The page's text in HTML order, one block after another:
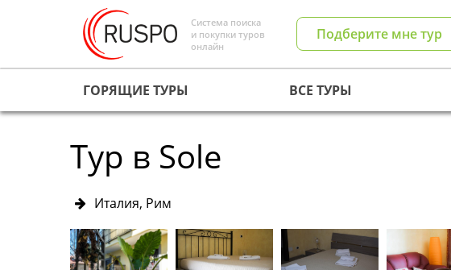
Система поиска
и покупки туров
онлайн
Подберите мне тур
ГОРЯЩИЕ ТУРЫ ВСЕ ТУРЫ
Тур в Sole
Италия, Рим